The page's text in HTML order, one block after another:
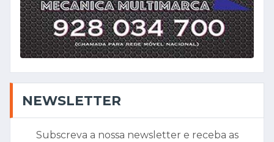
NEWSLETTER
Subscreva a nossa newsletter e receba as